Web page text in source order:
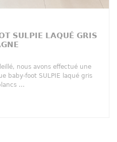
SULPIE LAQUÉ GRIS
nous avons effectué une
baby-foot SULPIE laqué gris
pieds blancs ...